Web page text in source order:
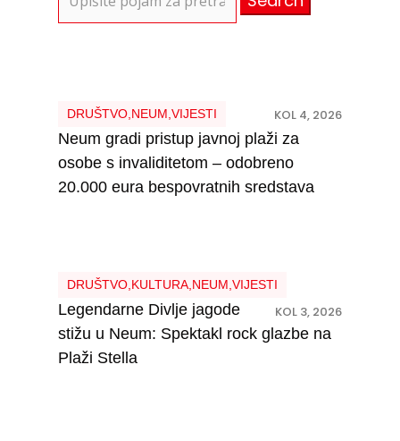
for:
DRUŠTVO, NEUM VIJESTI KOL 4, 2026
Neum gradi pristup javnoj plaži za
osobe s invaliditetom – odobreno
20.000 eura bespovratnih sredstava
DRUŠTVO, KULTURA, NEUM VIJESTI
KOL 3, 2026
Legendarne Divlje jagode
stižu u Neum: Spektakl rock glazbe na
Plaži Stella